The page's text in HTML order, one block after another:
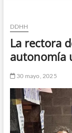
DDHH
La rectora
autonomía
30 mayo, 2025